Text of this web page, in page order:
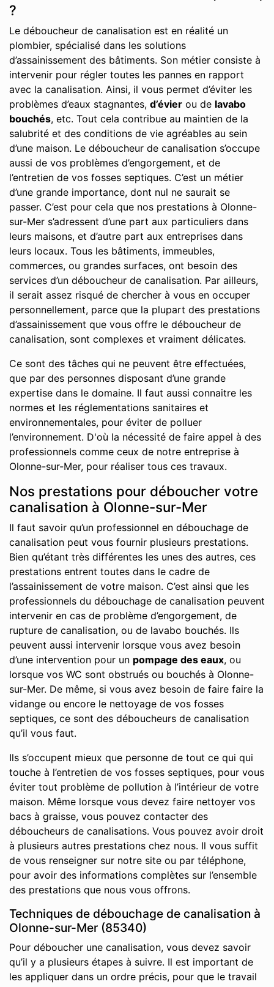
?
Le déboucheur de canalisation est en réalité un
plombier, spécialisé dans les solutions
d’assainissement des bâtiments. Son métier consiste à
intervenir pour régler toutes les pannes en rapport
avec la canalisation. Ainsi, il vous permet d’éviter les
problèmes d’eaux stagnantes, d’évier ou de lavabo
bouchés, etc. Tout cela contribue au maintien de la
salubrité et des conditions de vie agréables au sein
d’une maison. Le déboucheur de canalisation s’occupe
aussi de vos problèmes d’engorgement, et de
l’entretien de vos fosses septiques. C’est un métier
d’une grande importance, dont nul ne saurait se
passer. C’est pour cela que nos prestations à Olonne-
sur-Mer s’adressent d’une part aux particuliers dans
leurs maisons, et d’autre part aux entreprises dans
leurs locaux. Tous les bâtiments, immeubles,
commerces, ou grandes surfaces, ont besoin des
services d’un déboucheur de canalisation. Par ailleurs,
il serait assez risqué de chercher à vous en occuper
personnellement, parce que la plupart des prestations
d’assainissement que vous offre le déboucheur de
canalisation, sont complexes et vraiment délicates.
Ce sont des tâches qui ne peuvent être effectuées,
que par des personnes disposant d’une grande
expertise dans le domaine. Il faut aussi connaitre les
normes et les réglementations sanitaires et
environnementales, pour éviter de polluer
l’environnement. D'où la nécessité de faire appel à des
professionnels comme ceux de notre entreprise à
Olonne-sur-Mer, pour réaliser tous ces travaux.
Nos prestations pour déboucher votre
canalisation à Olonne-sur-Mer
Il faut savoir qu’un professionnel en débouchage de
canalisation peut vous fournir plusieurs prestations.
Bien qu’étant très différentes les unes des autres, ces
prestations entrent toutes dans le cadre de
l’assainissement de votre maison. C’est ainsi que les
professionnels du débouchage de canalisation peuvent
intervenir en cas de problème d’engorgement, de
rupture de canalisation, ou de lavabo bouchés. Ils
peuvent aussi intervenir lorsque vous avez besoin
d’une intervention pour un pompage des eaux, ou
lorsque vos WC sont obstrués ou bouchés à Olonne-
sur-Mer. De même, si vous avez besoin de faire faire la
vidange ou encore le nettoyage de vos fosses
septiques, ce sont des déboucheurs de canalisation
qu’il vous faut.
Ils s’occupent mieux que personne de tout ce qui qui
touche à l’entretien de vos fosses septiques, pour vous
éviter tout problème de pollution à l’intérieur de votre
maison. Même lorsque vous devez faire nettoyer vos
bacs à graisse, vous pouvez contacter des
déboucheurs de canalisations. Vous pouvez avoir droit
à plusieurs autres prestations chez nous. Il vous suffit
de vous renseigner sur notre site ou par téléphone,
pour avoir des informations complètes sur l’ensemble
des prestations que nous vous offrons.
Techniques de débouchage de canalisation à
Olonne-sur-Mer (85340)
Pour déboucher une canalisation, vous devez savoir
qu’il y a plusieurs étapes à suivre. Il est important de
les appliquer dans un ordre précis, pour que le travail